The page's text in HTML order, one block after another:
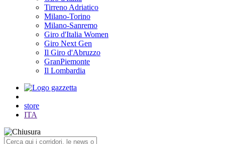
Tirreno Adriatico
Milano-Torino
Milano-Sanremo
Giro d'Italia Women
Giro Next Gen
Il Giro d'Abruzzo
GranPiemonte
Il Lombardia
store
ITA